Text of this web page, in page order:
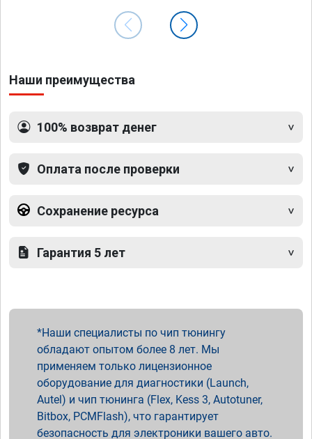
Наши преимущества
100% возврат денег
Оплата после проверки
Сохранение ресурса
Гарантия 5 лет
Наши специалисты по чип тюнингу
обладают опытом более 8 лет. Мы
применяем только лицензионное
оборудование для диагностики (Launch,
Autel) и чип тюнинга (Flex, Kess 3, Autotuner,
Bitbox, PCMFlash), что гарантирует
безопасность для электроники вашего авто.